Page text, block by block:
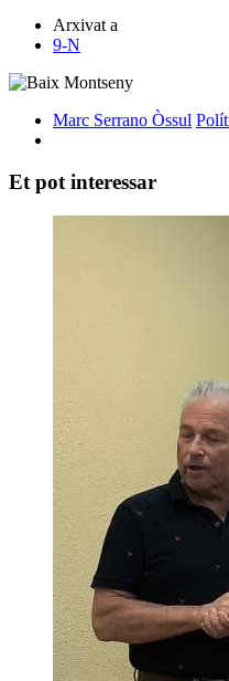
Arxivat a
9-N
Marc Serrano Òssul
Et pot interessar